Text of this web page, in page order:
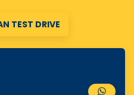
TEST DRIVE